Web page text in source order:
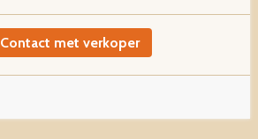
Contact met verkoper